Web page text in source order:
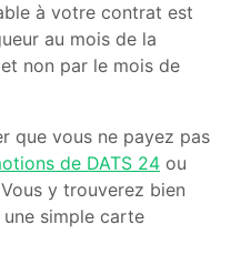
à votre contrat est
au mois de la
non par le mois de
que vous ne payez pas
de DATS 24 ou
y trouverez bien
simple carte